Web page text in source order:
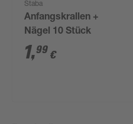
Staba
Anfangskrallen +
Nägel 10 Stück
1,99 €